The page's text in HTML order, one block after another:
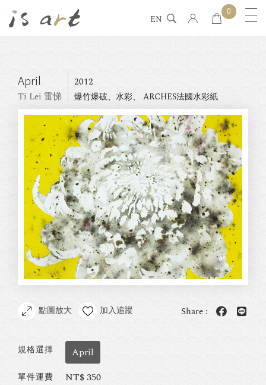
EN
0
April
Ti Lei 雷悌
2012
爆竹爆破、水彩、 ARCHES法國水彩紙
點圖放大 加入追蹤 Share :
規格選擇 April
單件運費 NT$350